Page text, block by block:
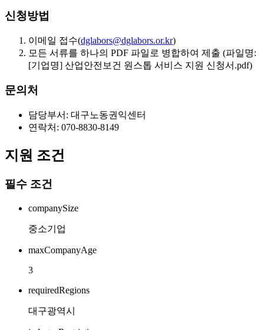
신청방법
이메일 접수(dglabors@dglabors.or.kr)
모든 서류를 하나의 PDF 파일로 병합하여 제출 (파일명:
[기업명] 산업안전보건 원스톱 서비스 지원 신청서.pdf)
문의처
담당부서: 대구노동권익센터
연락처: 070-8830-8149
지원 조건
필수 조건
companySize
중소기업
maxCompanyAge
3
requiredRegions
대구광역시